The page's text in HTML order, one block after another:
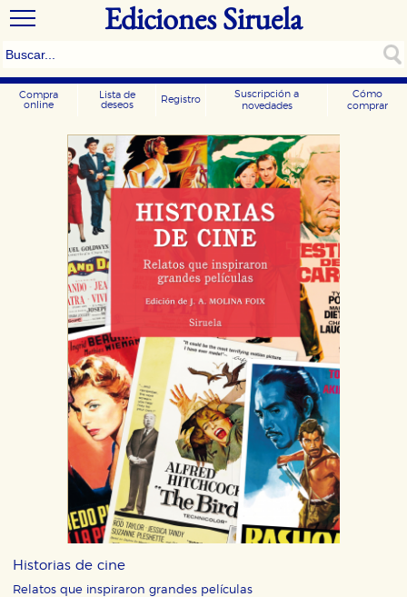
Ediciones Siruela
Compra
online
Lista de
deseos
Registro
Suscripción a
novedades
Cómo
comprar
Historias de cine
Relatos que inspiraron grandes películas